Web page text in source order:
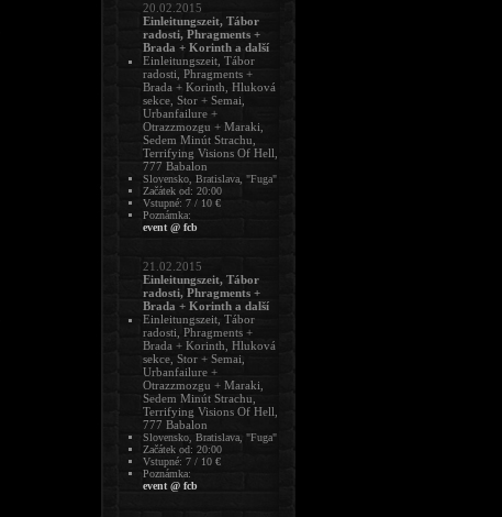
20.02.2015
Einleitungszeit, Tábor
radosti, Phragments +
Brada + Korinth a další
Einleitungszeit, Tábor
radosti, Phragments +
Brada + Korinth, Hluková
sekce, Stor + Semai,
Urbanfailure +
Otrazzmozgu + Maraki,
Sedem Minút Strachu,
Terrifying Visions Of Hell,
777 Babalon
Slovensko, Bratislava, "Fuga"
Začátek od: 20:00
Vstupné: 7 / 10 €
Poznámka:
event @ fcb
21.02.2015
Einleitungszeit, Tábor
radosti, Phragments +
Brada + Korinth a další
Einleitungszeit, Tábor
radosti, Phragments +
Brada + Korinth, Hluková
sekce, Stor + Semai,
Urbanfailure +
Otrazzmozgu + Maraki,
Sedem Minút Strachu,
Terrifying Visions Of Hell,
777 Babalon
Slovensko, Bratislava, "Fuga"
Začátek od: 20:00
Vstupné: 7 / 10 €
Poznámka:
event @ fcb